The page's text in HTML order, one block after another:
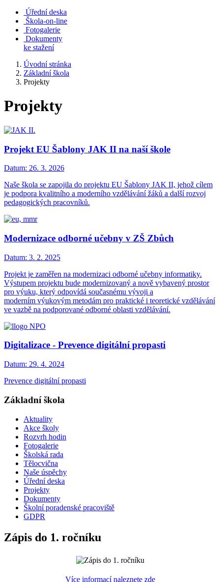
Úřední deska
Škola-on-line
Fotogalerie
Dokumenty
ke stažení
Úvodní stránka
Základní škola
Projekty
Projekty
Projekt EU Šablony JAK II na naší škole
Datum: 26. 3. 2026
Naše škola se zapojila do projektu EU Šablony JAK II, jehož cílem
je podpora kvalitního a moderního vzdělávání žáků a další rozvoj
pedagogických pracovníků.
Modernizace odborné učebny v ZŠ Zbůch
Datum: 3. 2. 2025
Projekt je zaměřen na modernizaci odborné učebny informatiky.
Výstupem projektu bude modernizovaný a nově vybavený prostor
pro výuku, který odpovídá současnému vývoji a
moderním výukovým metodám pro praktické i teoretické vzdělávání
ve vazbě na podporované odborné oblasti vzdělávání.
Digitalizace - Prevence digitální propasti
Datum: 29. 4. 2024
Prevence digitální propasti
Základní škola
Aktuality
Akce školy
Rozvrh hodin
Fotogalerie
Školská rada
Tělocvična
Naše úspěchy
Úřední deska
Projekty
Dokumenty
Školní poradenské pracoviště
GDPR
Zápis do 1. ročníku
Více informací naleznete zde